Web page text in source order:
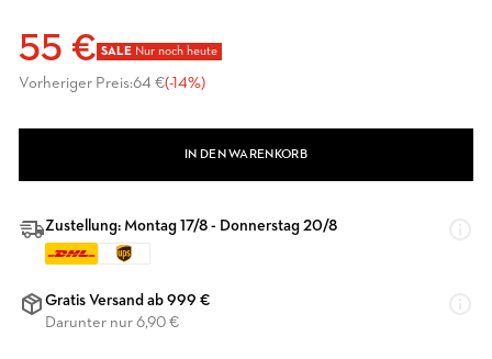
55 € SALE Nur noch heute
Vorheriger Preis:64 €(-14%)
IN DEN WARENKORB
Zustellung: Montag 17/8 - Donnerstag 20/8
Gratis Versand ab 999 €
Darunter nur 6,90 €